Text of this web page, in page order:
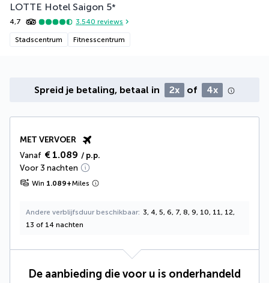
LOTTE Hotel Saigon 5*
4,7 3.540 reviews
Stadscentrum Fitnesscentrum
Spreid je betaling, betaal in 2x of 4x
MET VERVOER
Vanaf € 1.089 / p.p.
Voor 3 nachten
Win 1.089+Miles
Andere verblijfsduur beschikbaar 3, 4, 5, 6, 7, 8, 9, 10, 11, 12,
13 of 14 nachten
De aanbieding die voor u is onderhandeld